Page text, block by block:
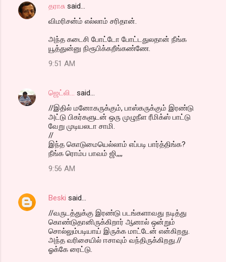
e
தராசு said…
விமரிசன்ம் எல்லாம் சரிதான்.
அந்த கடைசி போட்டோ போட்டதுலதான் நீங்க
யூத்துன்னு நிரூபிக்கறீங்கண்ணே.
9:51 AM
ஜெட்லி...
said…
//இதில் மனோகருக்கும், பாஸ்கருக்கும் இரண்டு
அட்டு பிகர்களுடன் ஒரு முழுநீள ரீமிக்ஸ் பாட்டு
வேறு முடியலடா சாமி.
//
இந்த கொடுமையெல்லாம் எப்படி பார்த்திங்க?
நீங்க ரொம்ப பாவம் ஜி,,,,
9:56 AM
Beski said…
//வருடத்துக்கு இரண்டு படங்களாவது நடித்து
கொண்டுதானிருக்கிறார் ஆனால் ஒன்றும்
சொல்லும்படியாய் இருக்க மாட்டேன் என்கிறது.
அந்த வரிசையில் ஈசாவும் வந்திருக்கிறது.//
ஓக்கே ரைட்டு.